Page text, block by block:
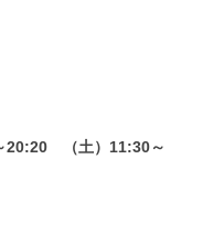
20:20 （土）11:30～